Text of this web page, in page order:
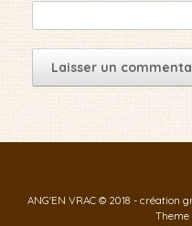
ANG'EN VRAC © 2018 - création
Theme